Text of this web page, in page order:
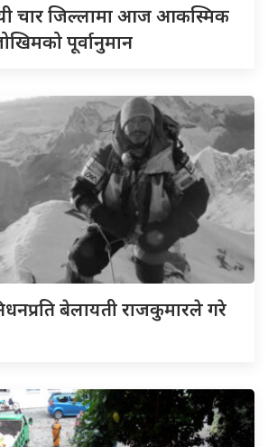
चार जिल्लामा आज आकस्मिक
पूर्वानुमान
बेलायती राजकुमारले गरे